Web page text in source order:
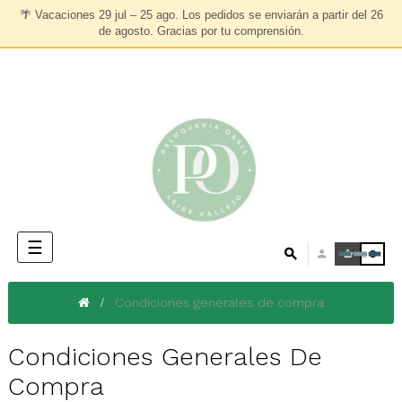
🌴 Vacaciones 29 jul – 25 ago. Los pedidos se enviarán a partir del 26
de agosto. Gracias por tu comprensión.
Navegación
de
palanca
☰ 0
Condiciones generales de compra
Condiciones Generales De
Compra